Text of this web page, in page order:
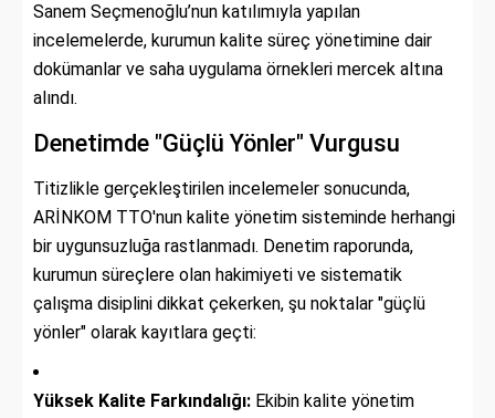
Sanem Seçmenoğlu’nun katılımıyla yapılan
incelemelerde, kurumun kalite süreç yönetimine dair
dokümanlar ve saha uygulama örnekleri mercek altına
alındı.
Denetimde "Güçlü Yönler" Vurgusu
Titizlikle gerçekleştirilen incelemeler sonucunda,
ARİNKOM TTO'nun kalite yönetim sisteminde herhangi
bir uygunsuzluğa rastlanmadı. Denetim raporunda,
kurumun süreçlere olan hakimiyeti ve sistematik
çalışma disiplini dikkat çekerken, şu noktalar "güçlü
yönler" olarak kayıtlara geçti:
Yüksek Kalite Farkındalığı: Ekibin kalite yönetim